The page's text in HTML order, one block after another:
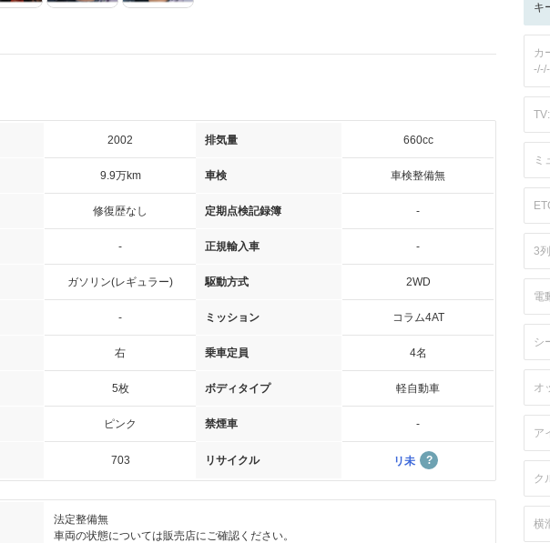
2002 排気量 660cc
9.9万km 車検 車検整備無
修復歴なし 定期点検記録簿 -
- 正規輸入車 -
ガソリン(レギュラー) 駆動方式 2WD
- ミッション コラム4AT
右 乗車定員 4名
5枚 ボディタイプ 軽自動車
ピンク 禁煙車 -
703 リサイクル リ未
法定整備無
車両の状態については販売店にご確認ください。
キ
カ
ミ
3
電
シ
オ
ア
ク
横